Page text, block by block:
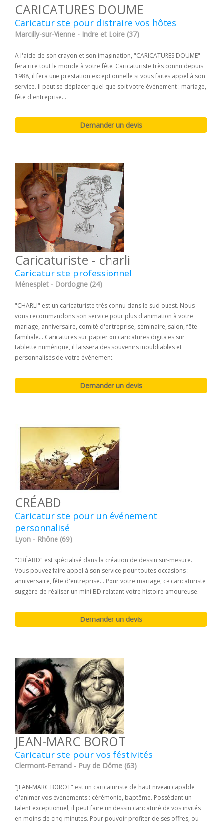
CARICATURES DOUME
Caricaturiste pour distraire vos hôtes
Marcilly-sur-Vienne - Indre et Loire (37)
A l'aide de son crayon et son imagination, "CARICATURES DOUME"
fera rire tout le monde à votre fête. Caricaturiste très connu depuis
1988, il fera une prestation exceptionnelle si vous faites appel à son
service. Il peut se déplacer quel que soit votre événement : mariage,
fête d'entreprise...
Caricaturiste - charli
Caricaturiste professionnel
Ménesplet - Dordogne (24)
"CHARLI" est un caricaturiste très connu dans le sud ouest. Nous
vous recommandons son service pour plus d'animation à votre
mariage, anniversaire, comité d'entreprise, séminaire, salon, fête
familiale... Caricatures sur papier ou caricatures digitales sur
tablette numérique, il laissera des souvenirs inoubliables et
personnalisés de votre évènement.
CRÉABD
Caricaturiste pour un événement
personnalisé
Lyon - Rhône (69)
"CRÉABD" est spécialisé dans la création de dessin sur-mesure.
Vous pouvez faire appel à son service pour toutes occasions :
anniversaire, fête d'entreprise... Pour votre mariage, ce caricaturiste
suggère de réaliser un mini BD relatant votre histoire amoureuse.
JEAN-MARC BOROT
Caricaturiste pour vos féstivités
Clermont-Ferrand - Puy de Dôme (63)
"JEAN-MARC BOROT" est un caricaturiste de haut niveau capable
d'animer vos événements : cérémonie, baptême. Possédant un
talent exceptionnel, il peut faire un dessin caricaturé de vos invités
en moins de cinq minutes. Pour pouvoir profiter de ses offres, ou